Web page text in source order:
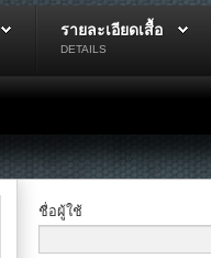
รายละเอียดเสื้อ
DETAILS
ชื่อผู้ใช้